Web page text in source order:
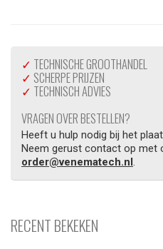
✓ TECHNISCHE GROOTHANDEL
✓ SCHERPE PRIJZEN
✓ TECHNISCH ADVIES
VRAGEN OVER BESTELLEN?
Heeft u hulp nodig bij het
Neem gerust contact op met
order@venematech.nl.
RECENT BEKEKEN